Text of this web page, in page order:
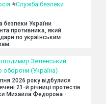
#Служба безпеки
безпеки України
противника, який
по українським
Зеленський
оборони (Україна)
2026 року відбулися
21-й річниці протестів
Михайла Федорова -